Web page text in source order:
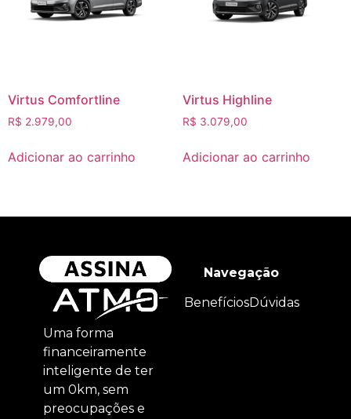
Virtus Comfortline
R$ 2.979,00
Adicionar ao carrinho
Virtus Highline
R$ 3.079,00
Adicionar ao carrinho
Uma forma
financeiramente
inteligente de ter
um 0km, sem
preocupações e
Navegação
BenefíciosDúvidas